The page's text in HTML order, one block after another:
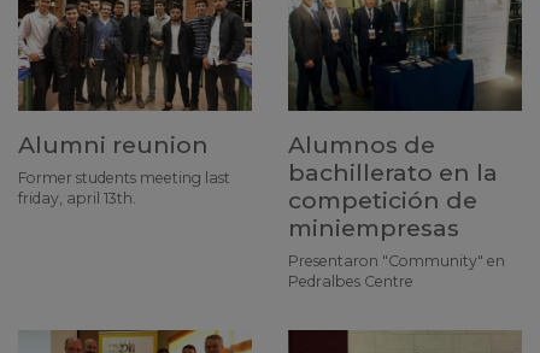
Alumni reunion
Former students meeting last
friday, april 13th.
Alumnos de
bachillerato en la
competición de
miniempresas
Presentaron "Community" en
Pedralbes Centre